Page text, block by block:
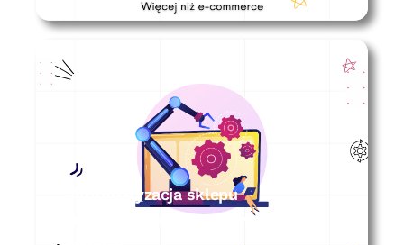
Automatyzacja sklepu
internetowego – o co w tym